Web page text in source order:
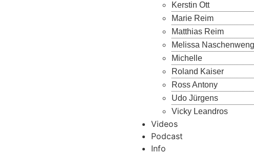
Kerstin Ott
Marie Reim
Matthias Reim
Melissa Naschenweng
Michelle
Roland Kaiser
Ross Antony
Udo Jürgens
Vicky Leandros
Videos
Podcast
Info